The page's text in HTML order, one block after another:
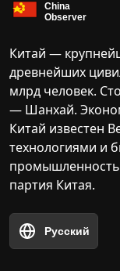
Китай —
древнейших
млрд человек.
— Шанхай.
Китай известен
технологиями и
партия Китая.
Русский